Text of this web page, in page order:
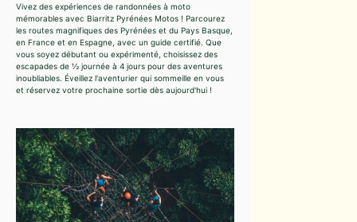
Vivez des expériences de randonnées à moto
mémorables avec Biarritz Pyrénées Motos ! Parcourez
les routes magnifiques des Pyrénées et du Pays Basque,
en France et en Espagne, avec un guide certifié. Que
vous soyez débutant ou expérimenté, choisissez des
escapades de ½ journée à 4 jours pour des aventures
inoubliables. Éveillez l'aventurier qui sommeille en vous
et réservez votre prochaine sortie dès aujourd'hui !